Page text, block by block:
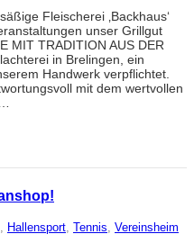
Fleischerei ‚Backhaus‘
unser Grillgut
MIT TRADITION AUS DER
in Brelingen, ein
Handwerk verpflichtet.
mit dem wertvollen
, Hallensport, Tennis, Vereinsheim